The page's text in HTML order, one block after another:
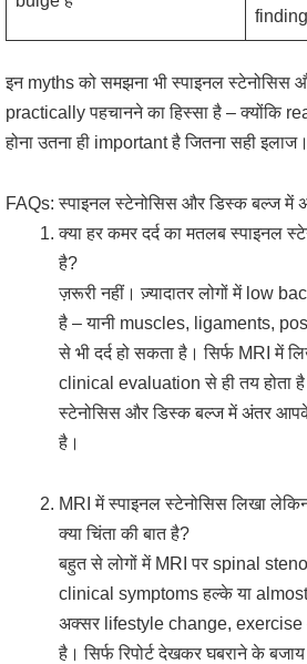
finding
इन myths को समझना भी स्पाइनल स्टेनोसिस
practically पहचानने का हिस्सा है – क्योंकि
होना उतना ही important है जितना सही इलाज।
FAQs: स्पाइनल स्टेनोसिस और डिस्क बल्ज
क्या हर कमर दर्द का मतलब स्पाइनल
है?
ज़रूरी नहीं। ज़्यादातर लोगों में low
है – यानी muscles, ligaments,
से भी दर्द हो सकता है। सिर्फ MRI में
clinical evaluation से ही तय होता है
स्टेनोसिस और डिस्क बल्ज में अंतर
है।
MRI में स्पाइनल स्टेनोसिस लिखा
क्या चिंता की बात है?
बहुत से लोगों में MRI पर spinal
clinical symptoms हल्के या
अक्सर lifestyle change, exercise
है। सिर्फ रिपोर्ट देखकर घबराने के